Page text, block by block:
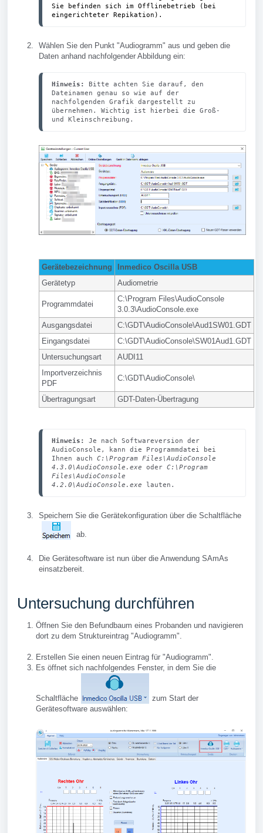
Sie befinden sich im Offlinebetrieb (bei
eingerichteter Repikation).
Wählen Sie den Punkt "Audiogramm" aus und geben die
Daten anhand nachfolgender Abbildung ein:
Hinweis:
Bitte achten Sie darauf, den
Dateinamen genau so wie auf der
nachfolgenden Grafik dargestellt zu
übernehmen. Wichtig ist hierbei die Groß-
und Kleinschreibung.
Gerätebezeichnung
Inmedico Oscilla USB
Gerätetyp
Audiometrie
Programmdatei
C:\Program Files\AudioConsole
3.0.3\AudioConsole.exe
Ausgangsdatei
C:\GDT\AudioConsole\Aud1SW01.GDT
Eingangsdatei
C:\GDT\AudioConsole\SW01Aud1.GDT
Untersuchungsart
AUDI11
Importverzeichnis
PDF
C:\GDT\AudioConsole\
Übertragungsart GDT-Daten-Übertragung
Hinweis:
Je nach Softwareversion der
AudioConsole, kann die Programmdatei bei
Ihnen auch C:\Program Files\AudioConsole
4.3.0\AudioConsole.exe oder C:\Program
Files\AudioConsole
4.2.0\AudioConsole.exe lauten.
Speichern Sie die Gerätekonfiguration über die Schaltfläche
ab.
Die Gerätesoftware ist nun über die Anwendung SAmAs
einsatzbereit.
Untersuchung durchführen
Öffnen Sie den Befundbaum eines Probanden und navigieren
dort zu dem Struktureintrag "Audiogramm".
Erstellen Sie einen neuen Eintrag für "Audiogramm".
Es öffnet sich nachfolgendes Fenster, in dem Sie die
Schaltfläche
zum Start der
Gerätesoftware auswählen: